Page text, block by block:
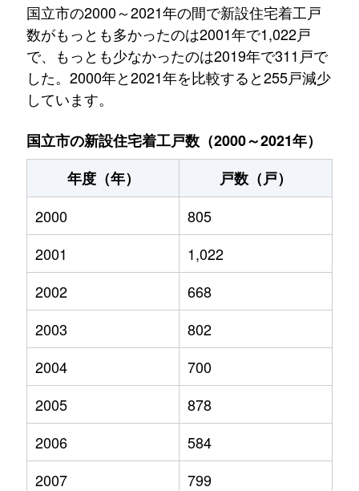
国立市の2000～2021年の間で新設住宅着工戸
数がもっとも多かったのは2001年で1,022戸
で、もっとも少なかったのは2019年で311戸で
した。2000年と2021年を比較すると255戸減少
しています。
国立市の新設住宅着工戸数（2000～2021年）
年度（年）
戸数（戸）
2000
805
2001
1,022
2002
668
2003
802
2004
700
2005
878
2006
584
2007
799